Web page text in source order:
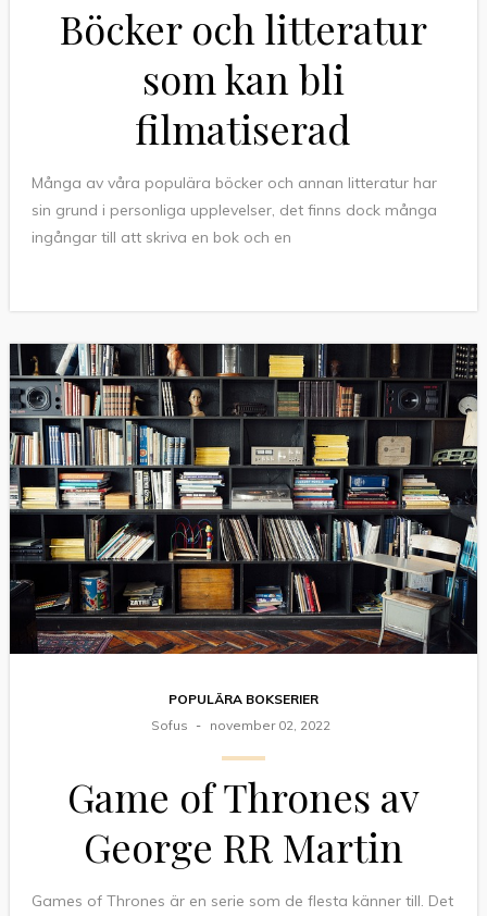
Böcker och litteratur
som kan bli
filmatiserad
Många av våra populära böcker och annan litteratur har
sin grund i personliga upplevelser, det finns dock många
ingångar till att skriva en bok och en
POPULÄRA BOKSERIER
Sofus
november 02, 2022
Game of Thrones av
George RR Martin
Games of Thrones är en serie som de flesta känner till. Det